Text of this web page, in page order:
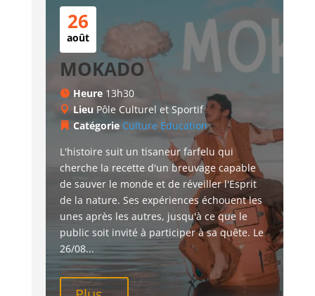
26
août
MOKADO
Heure 13h30
Lieu Pôle Culturel et Sportif
Catégorie Culture Education
L'histoire suit un tisaneur farfelu qui
cherche la recette d'un breuvage capable
de sauver le monde et de réveiller l'Esprit
de la nature. Ses expériences échouent les
unes après les autres, jusqu'à ce que le
public soit invité à participer à sa quête. Le
26/08...